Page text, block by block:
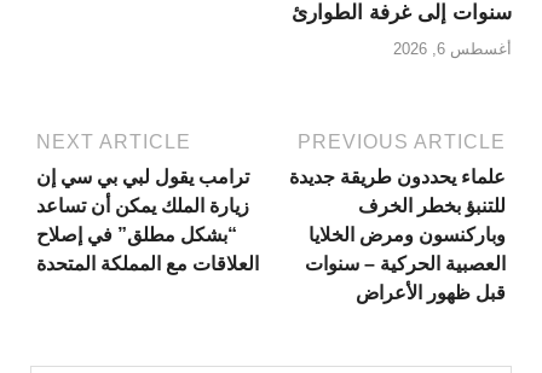
سنوات إلى غرفة الطوارئ
أغسطس 6, 2026
PREVIOUS ARTICLE
علماء يحددون طريقة جديدة
للتنبؤ بخطر الخرف
وباركنسون ومرض الخلايا
العصبية الحركية – سنوات
قبل ظهور الأعراض
NEXT ARTICLE
ترامب يقول لبي بي سي إن
زيارة الملك يمكن أن تساعد
“بشكل مطلق” في إصلاح
العلاقات مع المملكة المتحدة